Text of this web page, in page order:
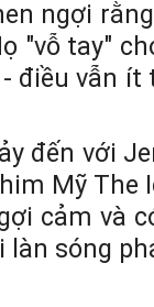
ngợi
"vỗ tay"
điều vẫn
đến với
Mỹ The
cảm và
làn sóng